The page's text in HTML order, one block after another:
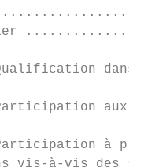
dans
aux
à
vis-à-vis des